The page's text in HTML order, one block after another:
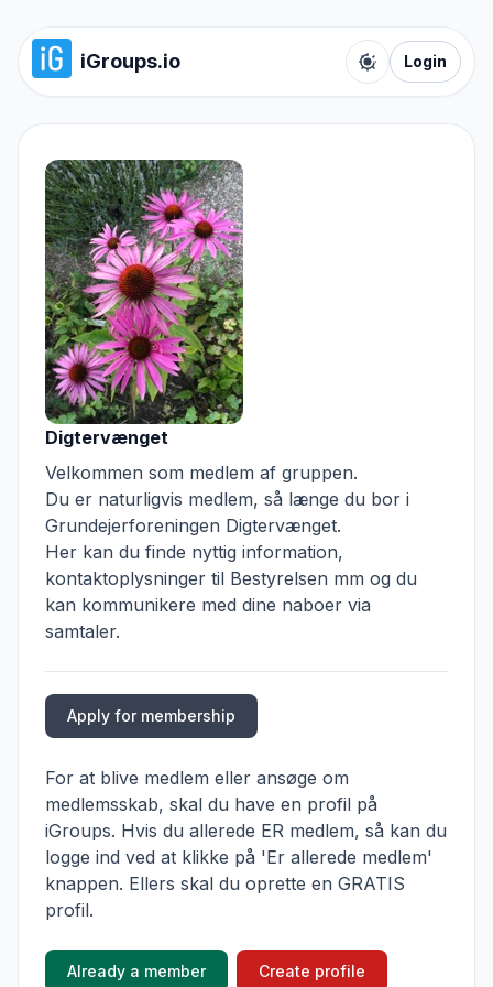
iGroups.io
Toggle color
Login
Digtervænget
Velkommen som medlem af gruppen.
Du er naturligvis medlem, så længe du bor i
Grundejerforeningen Digtervænget.
Her kan du finde nyttig information,
kontaktoplysninger til Bestyrelsen mm og du
kan kommunikere med dine naboer via
samtaler.
Apply for membership
For at blive medlem eller ansøge om
medlemsskab, skal du have en profil på
iGroups. Hvis du allerede ER medlem, så kan du
logge ind ved at klikke på 'Er allerede medlem'
knappen. Ellers skal du oprette en GRATIS
profil.
Already a member Create profile